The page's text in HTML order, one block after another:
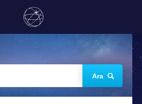
Ara